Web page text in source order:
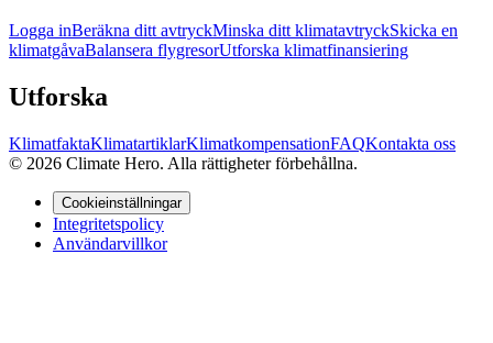
Logga inBeräkna ditt avtryckMinska ditt klimatavtryckSkicka en
klimatgåvaBalansera flygresorUtforska klimatfinansiering
Utforska
KlimatfaktaKlimatartiklarKlimatkompensationFAQKontakta oss
© 2026 Climate Hero. Alla rättigheter förbehållna.
Cookieinställningar
Integritetspolicy
Användarvillkor